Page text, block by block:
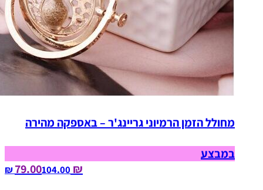
מחולל הזמן הרמיוני גריינג'ר – באספקה מהירה
במבצע
₪ 79.00
104.00‏ ₪